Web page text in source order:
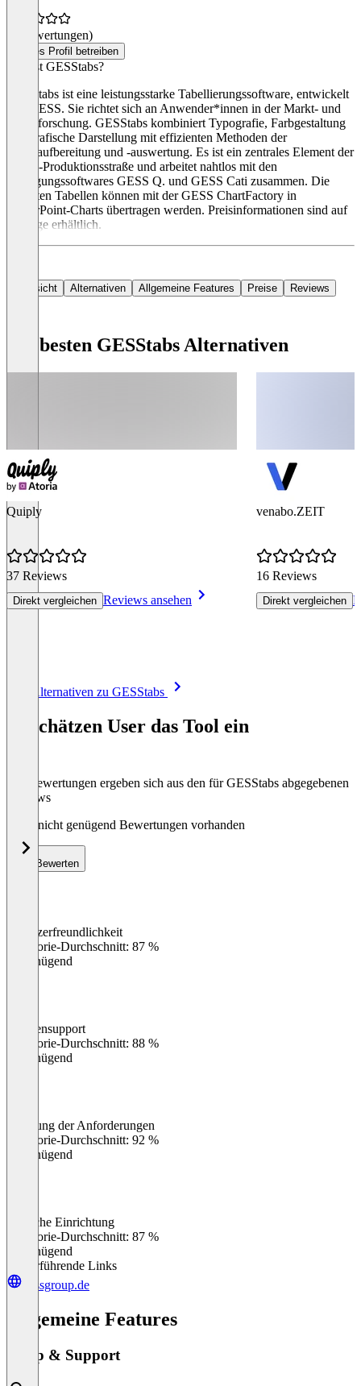
(0 Bewertungen)
Dieses Profil betreiben
Was ist GESStabs?
GESStabs ist eine leistungsstarke Tabellierungssoftware, entwickelt
von GESS. Sie richtet sich an Anwender*innen in der Markt- und
Sozialforschung. GESStabs kombiniert Typografie, Farbgestaltung
und grafische Darstellung mit effizienten Methoden der
Datenaufbereitung und -auswertung. Es ist ein zentrales Element der
GESS-Produktionsstraße und arbeitet nahtlos mit den
Befragungssoftwares GESS Q. und GESS Cati zusammen. Die
erstellten Tabellen können mit der GESS ChartFactory in
PowerPoint-Charts übertragen werden. Preisinformationen sind auf
Anfrage erhältlich.
Übersicht Alternativen Allgemeine Features Preise Reviews
Die besten GESStabs Alternativen
Quiply
37 Reviews
Direkt vergleichen Reviews ansehen
venabo.ZEIT
16 Reviews
Direkt vergleichen
Alle Alternativen zu GESStabs
So schätzen User das Tool ein
Die Bewertungen ergeben sich aus den für GESStabs abgegebenen
Reviews
Noch nicht genügend Bewertungen vorhanden
Bewerten
Benutzerfreundlichkeit
Kategorie-Durchschnitt: 87 %
Ungenügend
Kundensupport
Kategorie-Durchschnitt: 88 %
Ungenügend
Erfüllung der Anforderungen
Kategorie-Durchschnitt: 92 %
Ungenügend
Einfache Einrichtung
Kategorie-Durchschnitt: 87 %
Ungenügend
Weiterführende Links
gessgroup.de
Allgemeine Features
Setup & Support